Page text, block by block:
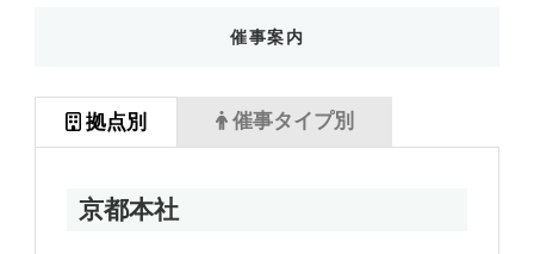
催事案内
拠点別
京都本社
催事タイプ別